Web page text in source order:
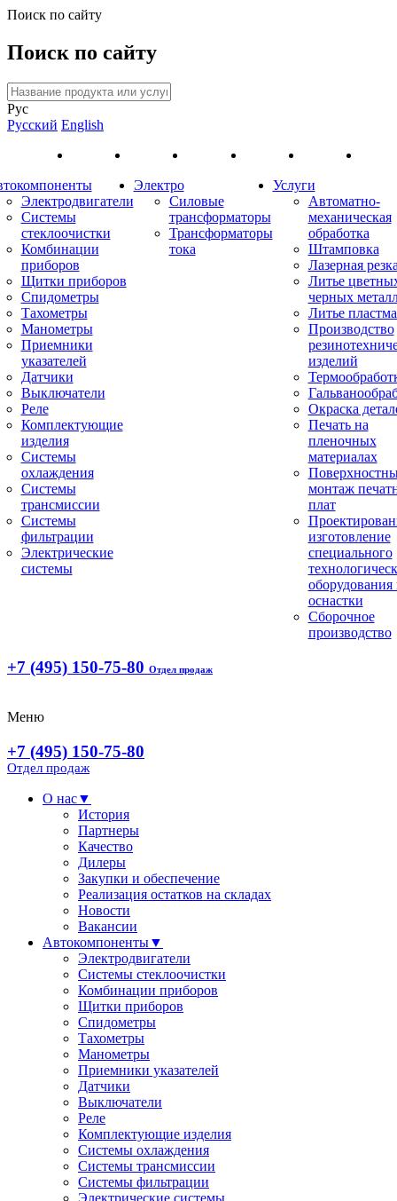
Поиск по сайту
Поиск по сайту
Рус
Русский English
Электродвигатели
Системы
стеклоочистки
Комбинации
приборов
Щитки приборов
Спидометры
Тахометры
Манометры
Приемники
указателей
Датчики
Выключатели
Реле
Комплектующие
изделия
Системы
охлаждения
Системы
трансмиссии
Системы
фильтрации
Электрические
системы
Электро
Силовые
трансформаторы
Трансформаторы
тока
Услуги
Автоматно-
механическая
обработка
Штамповка
Лазерная
Литье
черных
Литье
Производство
изделий
Окраска
Печать на
пленочных
материалах
монтаж
плат
изготовление
специального
оборудования
оснастки
Сборочное
производство
+7 (495) 150-75-80 Отдел продаж
Меню
+7 (495) 150-75-80
Отдел продаж
О нас▼
История
Партнеры
Качество
Дилеры
Закупки и обеспечение
Реализация остатков на складах
Новости
Вакансии
Автокомпоненты▼
Электродвигатели
Системы стеклоочистки
Комбинации приборов
Щитки приборов
Спидометры
Тахометры
Манометры
Приемники указателей
Датчики
Выключатели
Реле
Комплектующие изделия
Системы охлаждения
Системы трансмиссии
Системы фильтрации
Электрические системы